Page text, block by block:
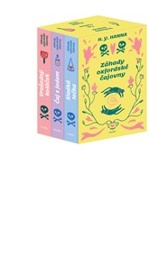
Záhady oxfordské
čajovny - BOX
H. Y. Hanna